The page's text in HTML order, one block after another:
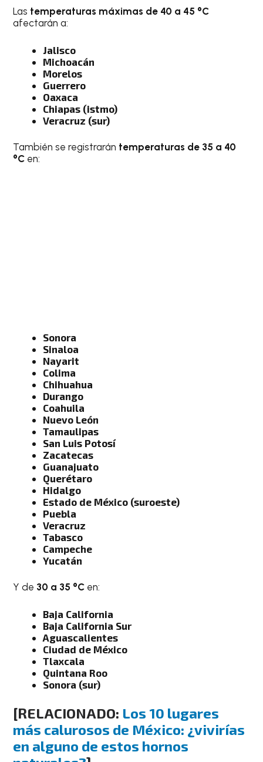
Las temperaturas máximas de 40 a 45 °C
afectarán a:
Jalisco
Michoacán
Morelos
Guerrero
Oaxaca
Chiapas (istmo)
Veracruz (sur)
También se registrarán temperaturas de 35 a 40
°C en:
Sonora
Sinaloa
Nayarit
Colima
Chihuahua
Durango
Coahuila
Nuevo León
Tamaulipas
San Luis Potosí
Zacatecas
Guanajuato
Querétaro
Hidalgo
Estado de México (suroeste)
Puebla
Veracruz
Tabasco
Campeche
Yucatán
Y de 30 a 35 °C en:
Baja California
Baja California Sur
Aguascalientes
Ciudad de México
Tlaxcala
Quintana Roo
Sonora (sur)
[RELACIONADO: Los 10 lugares
más calurosos de México: ¿vivirías
en alguno de estos hornos